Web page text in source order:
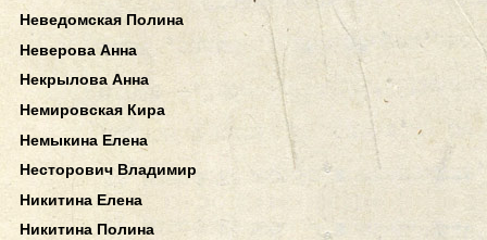
Неведомская Полина
Неверова Анна
Некрылова Анна
Немировская Кира
Немыкина Елена
Несторович Владимир
Никитина Елена
Никитина Полина